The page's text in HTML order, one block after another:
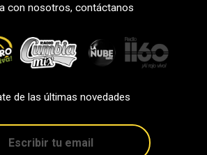
con nosotros, contáctanos
de las últimas novedades